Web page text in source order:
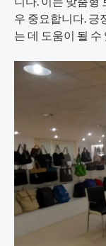
우 중요합니다. 긍
는 데 도움이 될 수